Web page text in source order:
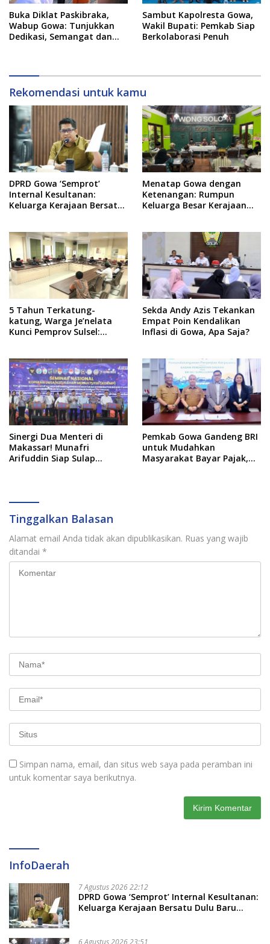
Buka Diklat Paskibraka,
Wabup Gowa: Tunjukkan
Dedikasi, Semangat dan
Sambut Kapolresta Gowa,
Wakil Bupati: Pemkab Siap
Berkolaborasi Penuh
Rekomendasi untuk kamu
DPRD Gowa ‘Semprot’
Internal Kesultanan:
Keluarga Kerajaan Bersatu
Menatap Gowa dengan
Ketenangan: Rumpun
Keluarga Besar Kerajaan
Jalur Musyawarah,
Ingatkan Soal Adat dan
Adab
5 Tahun Terkatung-
katung, Warga Je’nelata
Kunci Pemprov Sulsel:
Sekda Andy Azis Tekankan
Empat Poin Kendalikan
Inflasi di Gowa, Apa Saja?
Sinergi Dua Menteri di
Makassar! Munafri
Arifuddin Siap Sulap
Pemkab Gowa Gandeng BRI
untuk Mudahkan
Masyarakat Bayar Pajak,
Tinggalkan Balasan
Alamat email Anda tidak akan dipublikasikan. Ruas yang wajib
ditandai *
Simpan nama, email, dan situs web saya pada peramban ini
untuk komentar saya berikutnya.
InfoDaerah
7 Agustus 2026 22:12
DPRD Gowa ‘Semprot’ Internal Kesultanan:
Keluarga Kerajaan Bersatu Dulu Baru
6 Agustus 2026 23:51